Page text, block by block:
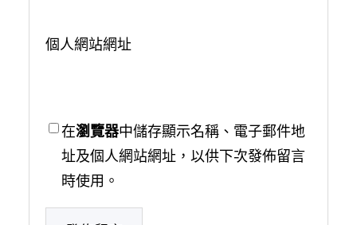
個人網站網址
在瀏覽器中儲存顯示名稱、電子郵件地
址及個人網站網址，以供下次發佈留言
時使用。